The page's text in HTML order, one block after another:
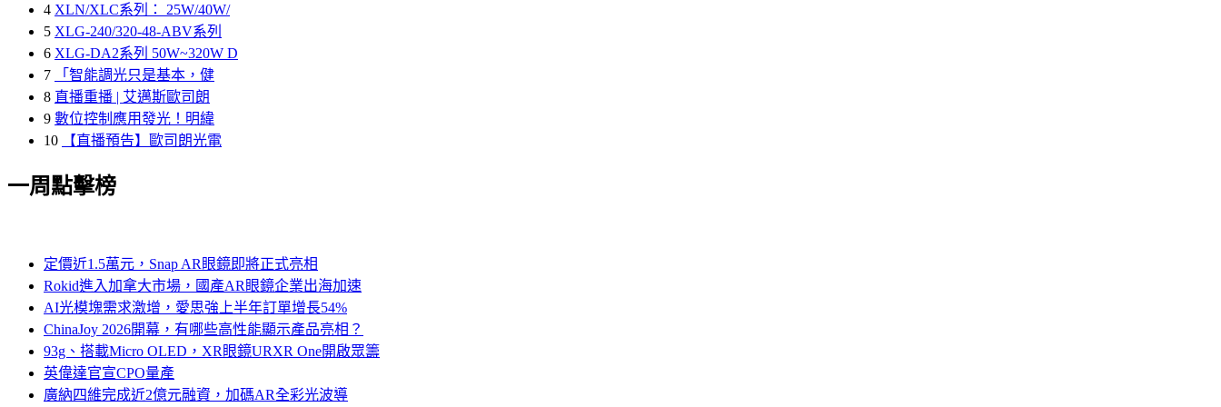
4 XLN/XLC系列： 25W/40W/
5 XLG-240/320-48-ABV系列
6 XLG-DA2系列 50W~320W D
7
「智能調光只是基本，健
8 直播重播 | 艾邁斯歐司朗
9 數位控制應用發光！明緯
10
【直播預告】歐司朗光電
一周點擊榜
定價近1.5萬元，Snap AR眼鏡即將正式亮相
Rokid進入加拿大市場，國產AR眼鏡企業出海加速
AI光模塊需求激增，愛思強上半年訂單增長54%
ChinaJoy 2026開幕，有哪些高性能顯示產品亮相？
93g、搭載Micro OLED，XR眼鏡URXR One開啟眾籌
英偉達官宣CPO量產
廣納四維完成近2億元融資，加碼AR全彩光波導